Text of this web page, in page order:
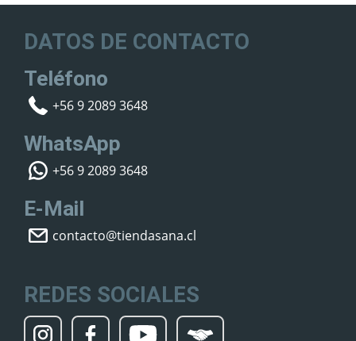
DATOS DE CONTACTO
Teléfono
+56 9 2089 3648
WhatsApp
+56 9 2089 3648
E-Mail
contacto@tiendasana.cl
REDES SOCIALES